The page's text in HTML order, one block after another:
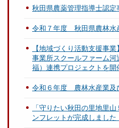
秋田県農薬管理指導士認定
令和７年度 秋田県農林水
【地域づくり活動支援事
事業所スクールファーム河
福）連携プロジェクトを開
令和６年度 農林水産業及
「守りたい秋田の里地里
ンフレットが完成しました